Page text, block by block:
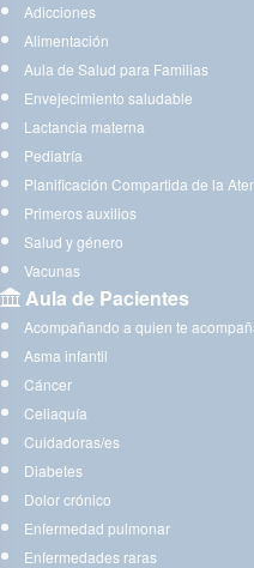
Adicciones
Alimentación
Aula de Salud para Familias
Envejecimiento saludable
Lactancia materna
Pediatría
Planificación Compartida de la
Primeros auxilios
Salud y género
Vacunas
Aula de Pacientes
Acompañando a quien te
Asma infantil
Cáncer
Celiaquía
Cuidadoras/es
Diabetes
Dolor crónico
Enfermedad pulmonar
Enfermedades raras